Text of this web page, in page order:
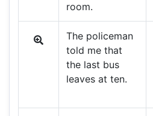
room.
The policeman
told me that
the last bus
leaves at ten.